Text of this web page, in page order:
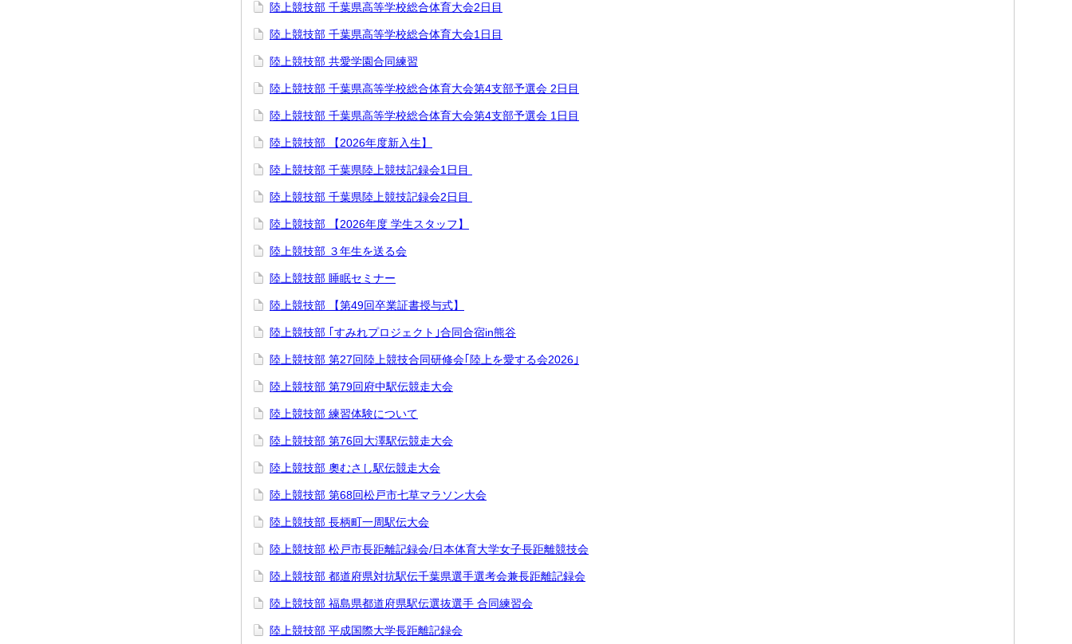
陸上競技部 千葉県高等学校総合体育⁡大会2日目
陸上競技部 千葉県高等学校総合体育⁡大会1日目
陸上競技部 共愛学園合同練習
陸上競技部 千葉県高等学校総合体育⁡大会第4支部予選会 2日目
陸上競技部 千葉県高等学校総合体育⁡大会第4支部予選会 1日目
陸上競技部 【2026年度新入生】
陸上競技部 千葉県陸上競技記録会1日目 ⁡
陸上競技部 ⁡千葉県陸上競技記録会2日目 ⁡
陸上競技部 【2026年度 学生スタッフ】
陸上競技部 ３年生を送る会
陸上競技部 睡眠セミナー
陸上競技部 【第49回卒業証書授与式】
陸上競技部 ｢すみれプロジェクト｣合同合宿in熊谷
陸上競技部 第27回陸上競技合同研修会｢陸上を愛する会2026｣
陸上競技部 第79回府中駅伝競走大会
陸上競技部 練習体験について
陸上競技部 第76回大澤駅伝競走大会
陸上競技部 奧むさし駅伝競走大会
陸上競技部 第68回松戸市七草マラソン大会
陸上競技部 長柄町一周駅伝大会
陸上競技部 松戸市長距離記録会/日本体育大学女子長距離競技会
陸上競技部 都道府県対抗駅伝千葉県選手選考会兼長距離記録会
陸上競技部 福島県都道府県駅伝選抜選手 合同練習会
陸上競技部 平成国際大学長距離記録会